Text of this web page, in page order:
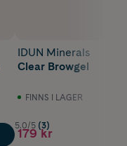
IDUN Minerals
Clear Browgel
FINNS I LAGER
5.0/5 (3)
179 kr